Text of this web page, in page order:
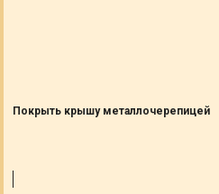
Покрыть крышу металлочерепицей